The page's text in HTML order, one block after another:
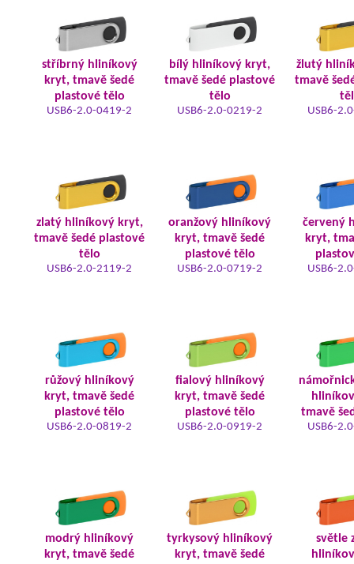
stříbrný hliníkový
kryt, tmavě šedé
plastové tělo
USB6-2.0-0419-2
bílý hliníkový kryt,
tmavě šedé plastové
tělo
USB6-2.0-0219-2
žlutý
tmavě
USB6-
zlatý hliníkový kryt,
tmavě šedé plastové
tělo
USB6-2.0-2119-2
oranžový hliníkový
kryt, tmavě šedé
plastové tělo
USB6-2.0-0719-2
červený
kryt,
USB6-
růžový hliníkový
kryt, tmavě šedé
plastové tělo
USB6-2.0-0819-2
fialový hliníkový
kryt, tmavě šedé
plastové tělo
USB6-2.0-0919-2
tmavě
USB6-
modrý hliníkový
kryt, tmavě šedé
tyrkysový hliníkový
kryt, tmavě šedé
světle